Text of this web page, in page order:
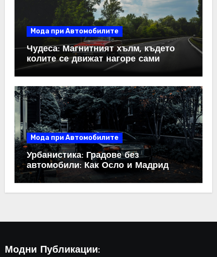
Мода при Автомобилите
Чудеса: Магнитният хълм, където
колите се движат нагоре сами
Мода при Автомобилите
Урбанистика: Градове без
автомобили: Как Осло и Мадрид
промениха правилата
Модни Публикации: